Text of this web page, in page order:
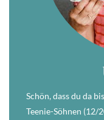
Schön, dass du da
Teenie-Söhnen (12/